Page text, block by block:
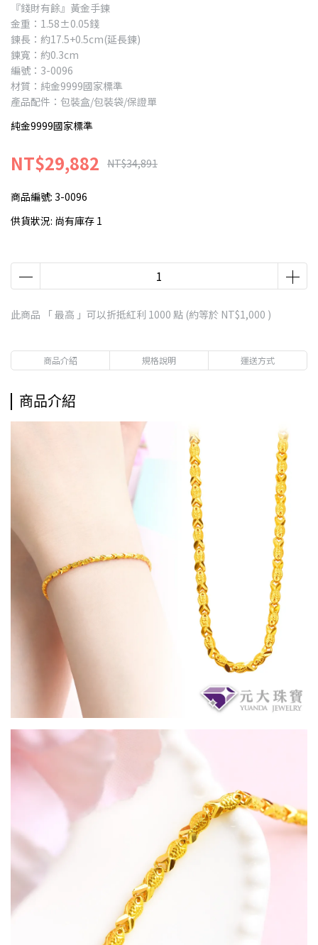
『錢財有餘』黃金手鍊
金重：1.58±0.05錢
鍊長：約17.5+0.5cm(延長鍊)
鍊寬：約0.3cm
編號：3-0096
材質：純金9999國家標準
產品配件：包裝盒/包裝袋/保證單
純金9999國家標準
NT$29,882 NT$34,891
商品編號: 3-0096
供貨狀況: 尚有庫存 1
此商品 「 最高 」可以折抵紅利 1000 點 (約等於 NT$1,000 )
商品介紹 規格說明 運送方式
商品介紹